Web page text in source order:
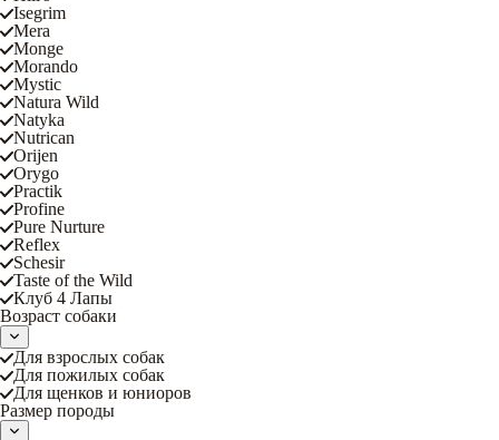
Isegrim
Mera
Monge
Morando
Mystic
Natura Wild
Natyka
Nutrican
Orijen
Orygo
Practik
Profine
Pure Nurture
Reflex
Schesir
Taste of the Wild
Клуб 4 Лапы
Возраст собаки
Для взрослых собак
Для пожилых собак
Для щенков и юниоров
Размер породы